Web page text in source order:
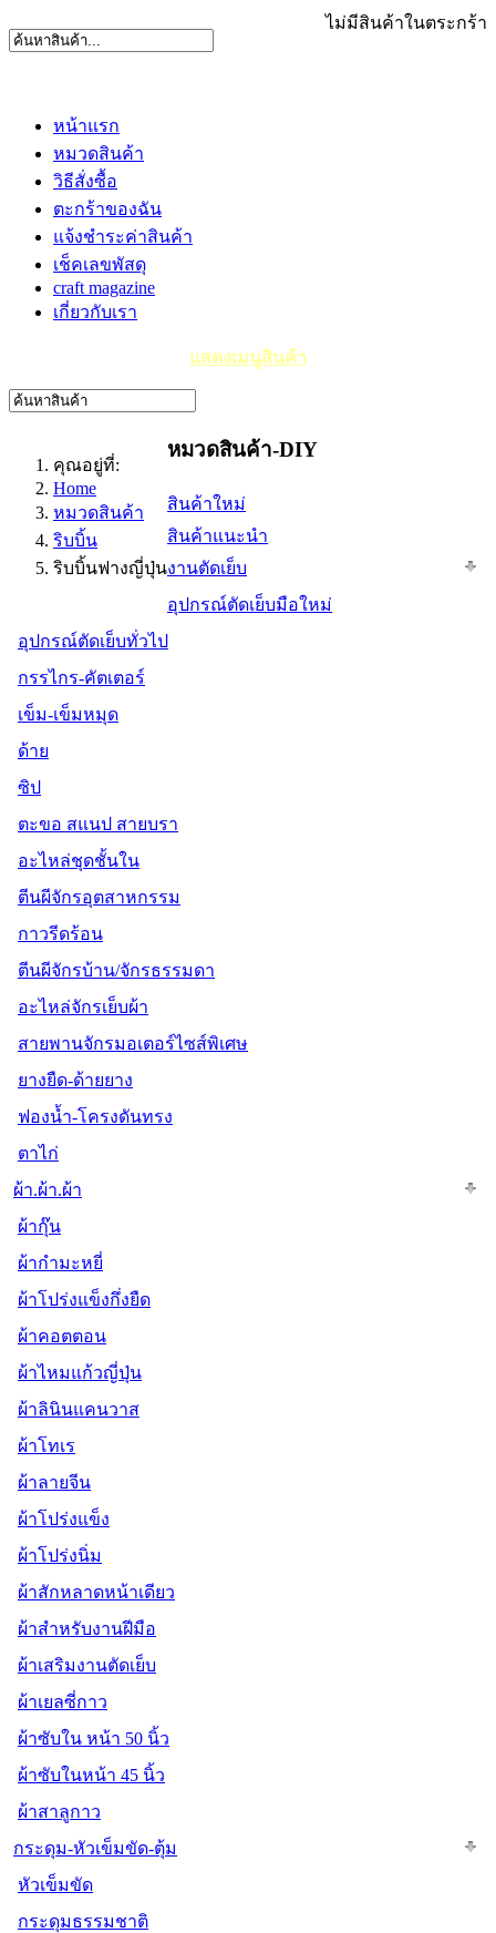
ไม่มีสินค้าในตระกร้า
หน้าแรก
หมวดสินค้า
วิธีสั่งซื้อ
ตะกร้าของฉัน
แจ้งชำระค่าสินค้า
เช็คเลขพัสดุ
craft magazine
เกี่ยวกับเรา
แสดงเมนูสินค้า
คุณอยู่ที่:
Home
หมวดสินค้า
ริบบิ้น
ริบบิ้นฟางญี่ปุ่น
หมวดสินค้า-DIY
สินค้าใหม่
สินค้าแนะนำ
งานตัดเย็บ
อุปกรณ์ตัดเย็บมือใหม่
อุปกรณ์ตัดเย็บทั่วไป
กรรไกร-คัตเตอร์
เข็ม-เข็มหมุด
ด้าย
ซิป
ตะขอ สแนป สายบรา
อะไหล่ชุดชั้นใน
ตีนผีจักรอุตสาหกรรม
กาวรีดร้อน
ตีนผีจักรบ้าน/จักรธรรมดา
อะไหล่จักรเย็บผ้า
สายพานจักรมอเตอร์ไซส์พิเศษ
ยางยืด-ด้ายยาง
ฟองน้ำ-โครงดันทรง
ตาไก่
ผ้า.ผ้า.ผ้า
ผ้ากุ๊น
ผ้ากำมะหยี่
ผ้าโปร่งแข็งกึ่งยืด
ผ้าคอตตอน
ผ้าไหมแก้วญี่ปุ่น
ผ้าลินินแคนวาส
ผ้าโทเร
ผ้าลายจีน
ผ้าโปร่งแข็ง
ผ้าโปร่งนิ่ม
ผ้าสักหลาดหน้าเดียว
ผ้าสำหรับงานฝีมือ
ผ้าเสริมงานตัดเย็บ
ผ้าเยลซี่กาว
ผ้าซับใน หน้า 50 นิ้ว
ผ้าซับในหน้า 45 นิ้ว
ผ้าสาลูกาว
กระดุม-หัวเข็มขัด-ตุ้ม
หัวเข็มขัด
กระดุมธรรมชาติ